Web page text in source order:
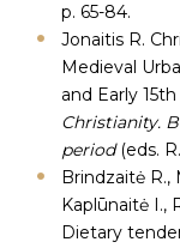
p. 65-84.
Jonaitis R.
Medieval
and Early
Christianity.
period(eds.
Brindzaitė R.,
Kaplūnaitė I.,
Dietary